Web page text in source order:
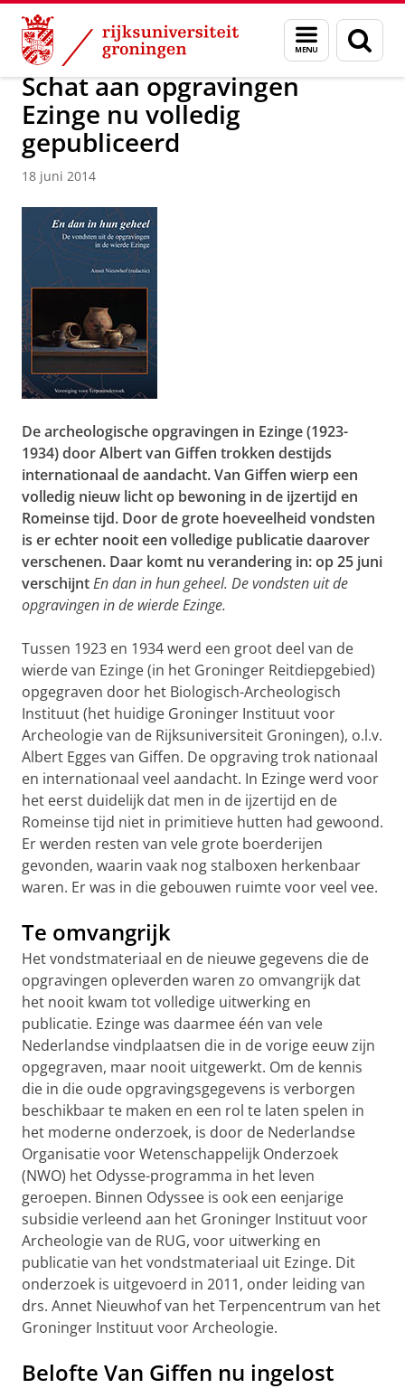
Skip
Content
Skip
Navigation
Menu
en
zoeken
Over ons Actueel Nieuws Nieuwsberichten
Schat aan opgravingen
Ezinge nu volledig
gepubliceerd
18 juni 2014
De archeologische opgravingen in Ezinge (1923-
1934) door Albert van Giffen trokken destijds
internationaal de aandacht. Van Giffen wierp een
volledig nieuw licht op bewoning in de ijzertijd en
Romeinse tijd. Door de grote hoeveelheid vondsten
is er echter nooit een volledige publicatie daarover
verschenen. Daar komt nu verandering in: op 25 juni
verschijntEn dan in hun geheel. De vondsten uit de
opgravingen in de wierde Ezinge.
Tussen 1923 en 1934 werd een groot deel van de
wierde van Ezinge (in het Groninger Reitdiepgebied)
opgegraven door het Biologisch-Archeologisch
Instituut (het huidige Groninger Instituut voor
Archeologie van de Rijksuniversiteit Groningen), o.l.v.
Albert Egges van Giffen. De opgraving trok nationaal
en internationaal veel aandacht. In Ezinge werd voor
het eerst duidelijk dat men in de ijzertijd en de
Romeinse tijd niet in primitieve hutten had gewoond.
Er werden resten van vele grote boerderijen
gevonden, waarin vaak nog stalboxen herkenbaar
waren. Er was in die gebouwen ruimte voor veel vee.
Te omvangrijk
Het vondstmateriaal en de nieuwe gegevens die de
opgravingen opleverden waren zo omvangrijk dat
het nooit kwam tot volledige uitwerking en
publicatie. Ezinge was daarmee één van vele
Nederlandse vindplaatsen die in de vorige eeuw zijn
opgegraven, maar nooit uitgewerkt. Om de kennis
die in die oude opgravingsgegevens is verborgen
beschikbaar te maken en een rol te laten spelen in
het moderne onderzoek, is door de Nederlandse
Organisatie voor Wetenschappelijk Onderzoek
(NWO) het Odysse-programma in het leven
geroepen. Binnen Odyssee is ook een eenjarige
subsidie verleend aan het Groninger Instituut voor
Archeologie van de RUG, voor uitwerking en
publicatie van het vondstmateriaal uit Ezinge. Dit
onderzoek is uitgevoerd in 2011, onder leiding van
drs. Annet Nieuwhof van het Terpencentrum van het
Groninger Instituut voor Archeologie.
Belofte Van Giffen nu ingelost